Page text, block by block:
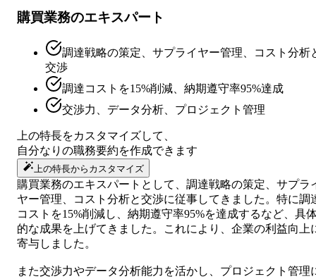
購買業務のエキスパート
調達戦略の策定、サプライヤー管理、コスト分析
交渉
調達コストを15%削減、納期遵守率95%達成
交渉力、データ分析、プロジェクト管理
上の特長をカスタマイズして、
自分なりの職務要約を作成できます
上の特長からカスタマイズ
購買業務のエキスパートとして、調達戦略の策定、サプラ
ヤー管理、コスト分析と交渉に従事してきました。特に調
コストを15%削減し、納期遵守率95%を達成するなど、具
的な成果を上げてきました。これにより、企業の利益向上
寄与しました。
また交渉力やデータ分析能力を活かし、プロジェクト管理